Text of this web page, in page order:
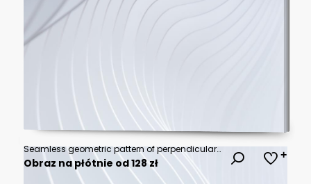
Seamless geometric pattern of perpendicular lines. Geometric background. Template for interior design, covers, panels, packaging and creative ideas
Obraz na płótnie od 128 zł